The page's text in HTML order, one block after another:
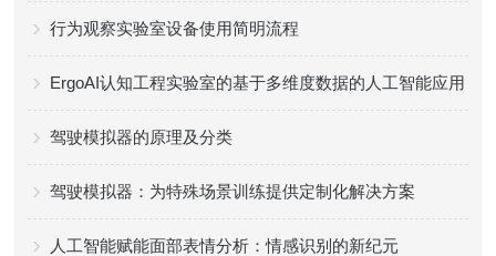
行为观察实验室设备使用简明流程
ErgoAI认知工程实验室的基于多维度数据的人工智能应用
驾驶模拟器的原理及分类
驾驶模拟器：为特殊场景训练提供定制化解决方案
人工智能赋能面部表情分析：情感识别的新纪元